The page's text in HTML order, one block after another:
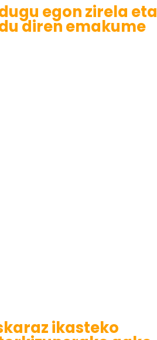
egon zirela eta
diren emakume
ikasteko